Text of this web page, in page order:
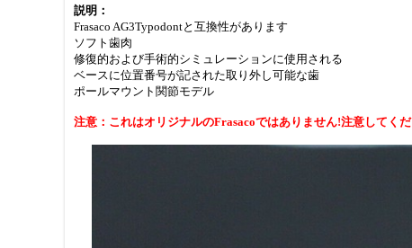
説明：
Frasaco AG3Typodontと互換性があります
ソフト歯肉
修復的および手術的シミュレーションに使用される
ベースに位置番号が記された取り外し可能な歯
ポールマウント関節モデル
注意：これはオリジナルのFrasacoではありません!注意してくだ